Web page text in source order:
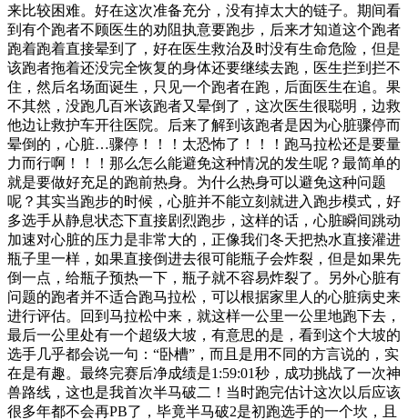
来比较困难。好在这次准备充分，没有掉太大的链子。期间看
到有个跑者不顾医生的劝阻执意要跑步，后来才知道这个跑者
跑着跑着直接晕到了，好在医生救治及时没有生命危险，但是
该跑者拖着还没完全恢复的身体还要继续去跑，医生拦到拦不
住，然后名场面诞生，只见一个跑者在跑，后面医生在追。果
不其然，没跑几百米该跑者又晕倒了，这次医生很聪明，边救
他边让救护车开往医院。后来了解到该跑者是因为心脏骤停而
晕倒的，心脏…骤停！！！太恐怖了！！！跑马拉松还是要量
力而行啊！！！那么怎么能避免这种情况的发生呢？最简单的
就是要做好充足的跑前热身。为什么热身可以避免这种问题
呢？其实当跑步的时候，心脏并不能立刻就进入跑步模式，好
多选手从静息状态下直接剧烈跑步，这样的话，心脏瞬间跳动
加速对心脏的压力是非常大的，正像我们冬天把热水直接灌进
瓶子里一样，如果直接倒进去很可能瓶子会炸裂，但是如果先
倒一点，给瓶子预热一下，瓶子就不容易炸裂了。另外心脏有
问题的跑者并不适合跑马拉松，可以根据家里人的心脏病史来
进行评估。回到马拉松中来，就这样一公里一公里地跑下去，
最后一公里处有一个超级大坡，有意思的是，看到这个大坡的
选手几乎都会说一句：“卧槽”，而且是用不同的方言说的，实
在是有趣。最终完赛后净成绩是1:59:01秒，成功挑战了一次神
兽路线，这也是我首次半马破二！当时跑完估计这次以后应该
很多年都不会再PB了，毕竟半马破2是初跑选手的一个坎，且